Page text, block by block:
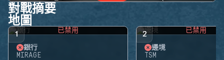
對戰摘要
地圖
1 已禁用
銀行
MIRAGE
2 已禁用
邊境
TSM